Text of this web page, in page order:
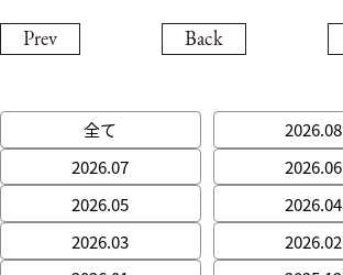
Prev Back
全て
2026.08
2026.07
2026.06
2026.05
2026.04
2026.03
2026.02